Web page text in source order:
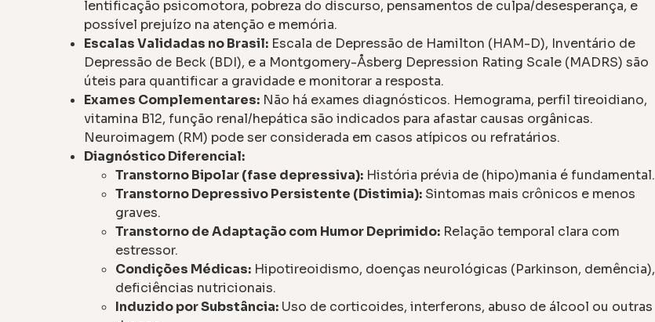
lentificação psicomotora, pobreza do discurso, pensamentos de culpa/desesperança, e
possível prejuízo na atenção e memória.
Escalas Validadas no Brasil: Escala de Depressão de Hamilton (HAM-D), Inventário de
Depressão de Beck (BDI), e a Montgomery-Åsberg Depression Rating Scale (MADRS) são
úteis para quantificar a gravidade e monitorar a resposta.
Exames Complementares: Não há exames diagnósticos. Hemograma, perfil tireoidiano,
vitamina B12, função renal/hepática são indicados para afastar causas orgânicas.
Neuroimagem (RM) pode ser considerada em casos atípicos ou refratários.
Diagnóstico Diferencial:
Transtorno Bipolar (fase depressiva): História prévia de (hipo)mania é fundamental.
Transtorno Depressivo Persistente (Distimia): Sintomas mais crônicos e menos
graves.
Transtorno de Adaptação com Humor Deprimido: Relação temporal clara com
estressor.
Condições Médicas: Hipotireoidismo, doenças neurológicas (Parkinson, demência),
deficiências nutricionais.
Induzido por Substância: Uso de corticoides, interferons, abuso de álcool ou outras